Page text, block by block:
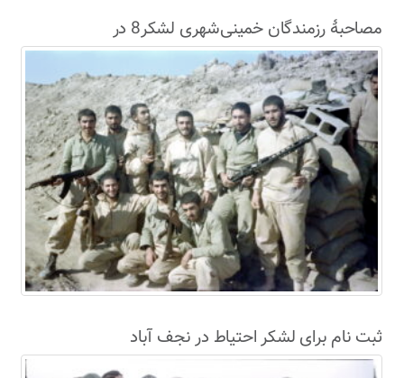
مصاحبۀ رزمندگان خمینی‌شهری لشکر8 در
سال63+فیلم
ثبت نام برای لشکر احتیاط در نجف آباد